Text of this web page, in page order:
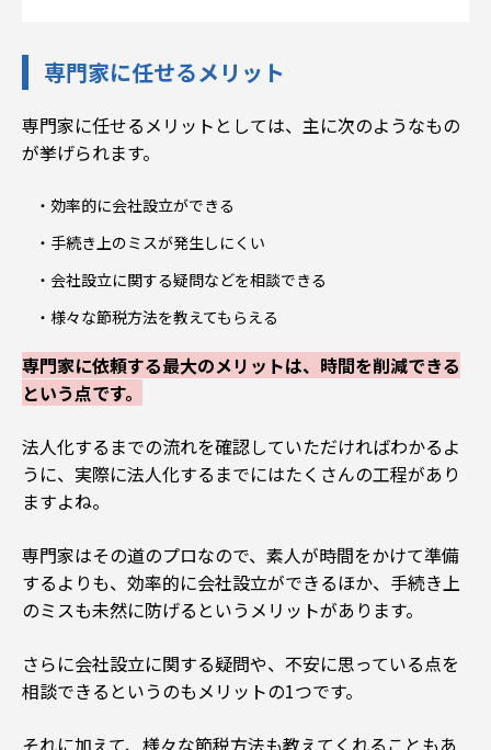
専門家に任せるメリット
専門家に任せるメリットとしては、主に次のようなもの
が挙げられます。
効率的に会社設立ができる
手続き上のミスが発生しにくい
会社設立に関する疑問などを相談できる
様々な節税方法を教えてもらえる
専門家に依頼する最大のメリットは、時間を削減できる
という点です。
法人化するまでの流れを確認していただければわかるよ
うに、実際に法人化するまでにはたくさんの工程があり
ますよね。
専門家はその道のプロなので、素人が時間をかけて準備
するよりも、効率的に会社設立ができるほか、手続き上
のミスも未然に防げるというメリットがあります。
さらに会社設立に関する疑問や、不安に思っている点を
相談できるというのもメリットの1つです。
それに加えて、様々な節税方法も教えてくれることもあ